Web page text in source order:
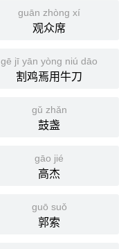
guān zhòng xí
观众席
gē jī yān yòng niú dāo
割鸡焉用牛刀
gǔ zhǎn
鼓盏
gāo jié
高杰
guō suǒ
郭索